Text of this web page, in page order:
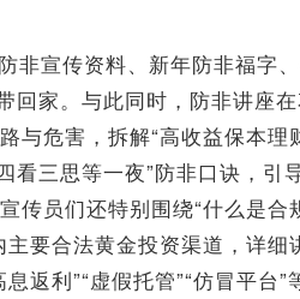
非宣传资料、新年防非福字
回家。与此同时，防非讲座
与危害，拆解“高收益保本理
看三思等一夜”防非口诀，引
传员们还特别围绕“什么是合
主要合法黄金投资渠道，详
返利”“虚假托管”“仿冒平台